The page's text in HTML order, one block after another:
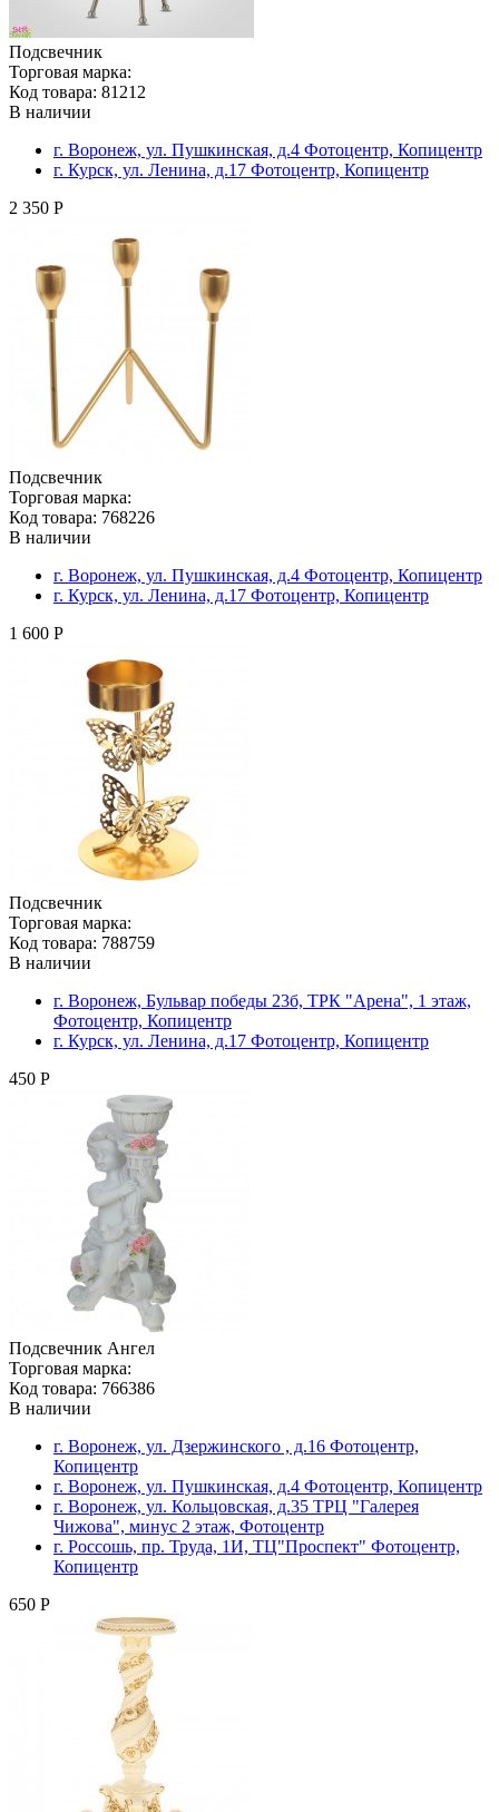
Подсвечник
Торговая марка:
Код товара: 81212
В наличии
г. Воронеж, ул. Пушкинская, д.4 Фотоцентр, Копицентр
г. Курск, ул. Ленина, д.17 Фотоцентр, Копицентр
2 350 Р
Подсвечник
Торговая марка:
Код товара: 768226
В наличии
г. Воронеж, ул. Пушкинская, д.4 Фотоцентр, Копицентр
г. Курск, ул. Ленина, д.17 Фотоцентр, Копицентр
1 600 Р
Подсвечник
Торговая марка:
Код товара: 788759
В наличии
г. Воронеж, Бульвар победы 23б, ТРК "Арена", 1 этаж,
Фотоцентр, Копицентр
г. Курск, ул. Ленина, д.17 Фотоцентр, Копицентр
450 Р
Подсвечник Ангел
Торговая марка:
Код товара: 766386
В наличии
г. Воронеж, ул. Дзержинского , д.16 Фотоцентр,
Копицентр
г. Воронеж, ул. Пушкинская, д.4 Фотоцентр, Копицентр
г. Воронеж, ул. Кольцовская, д.35 ТРЦ "Галерея
Чижова", минус 2 этаж, Фотоцентр
г. Россошь, пр. Труда, 1И, ТЦ"Проспект" Фотоцентр,
Копицентр
650 Р